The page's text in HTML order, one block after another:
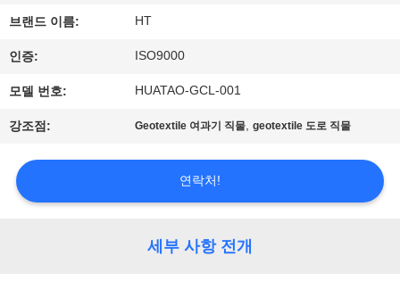
공
장
여
행
품
브랜드 이름: HT
인증: ISO9000
모델 번호: HUATAO-GCL-001
강조점: Geotextile 여과기 직물,geotextile 도로 직물
연락처!
세부 사항 전개